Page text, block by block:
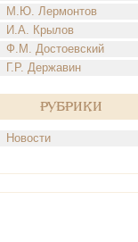
М.Ю. Лермонтов
И.А. Крылов
Ф.М. Достоевский
Г.Р. Державин
Рубрики
Новости